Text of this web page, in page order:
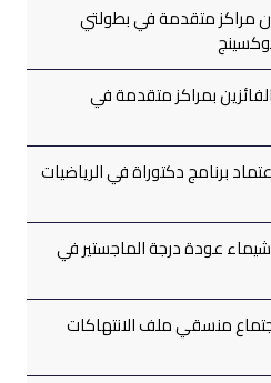
مراكز متقدمة في بطولتي
بمراكز متقدمة في
برنامج دكتوراة في الرياضيات
عودة درجة الماجستير في
منسقي ملف الانتهاكات